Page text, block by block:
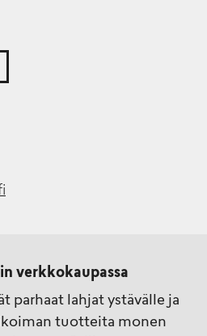
verkkokaupassa
parhaat lahjat ystävälle ja
tuotteita monen